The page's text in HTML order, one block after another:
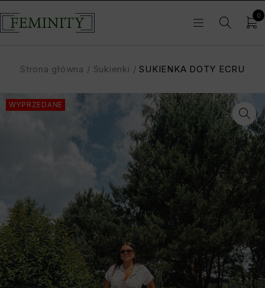
0
Strona główna / Sukienki / SUKIENKA DOTY ECRU
WYPRZEDANE